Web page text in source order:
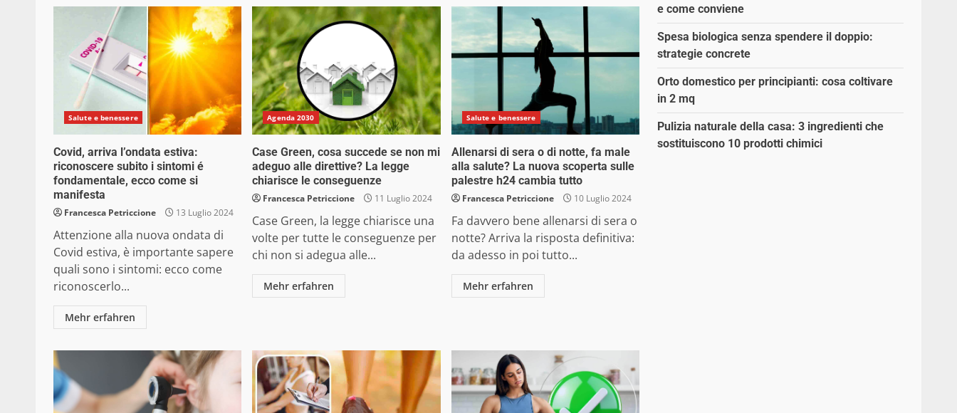
Salute e benessere
Covid, arriva l’ondata estiva:
riconoscere subito i sintomi é
fondamentale, ecco come si
manifesta
Francesca Petriccione 13 Luglio 2024
Attenzione alla nuova ondata di
Covid estiva, è importante sapere
quali sono i sintomi: ecco come
riconoscerlo...
Mehr erfahren
Agenda 2030
Case Green, cosa succede se non mi
adeguo alle direttive? La legge
chiarisce le conseguenze
Francesca Petriccione 11 Luglio 2024
Case Green, la legge chiarisce una
volte per tutte le conseguenze per
chi non si adegua alle...
Mehr erfahren
Salute e benessere
Allenarsi di sera o di notte, fa male
alla salute? La nuova scoperta sulle
palestre h24 cambia tutto
Francesca Petriccione 10 Luglio 2024
Fa davvero bene allenarsi di sera o
notte? Arriva la risposta definitiva:
da adesso in poi tutto...
Mehr erfahren
e come conviene
Spesa biologica senza spendere il doppio:
strategie concrete
Orto domestico per principianti: cosa coltivare
in 2 mq
Pulizia naturale della casa: 3 ingredienti che
sostituiscono 10 prodotti chimici